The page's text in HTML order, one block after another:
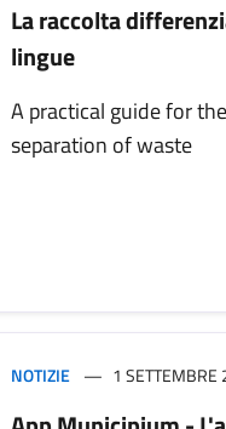
La raccolta
lingue
A practical guide for
separation of waste
NOTIZIE 1 SETTEMBRE